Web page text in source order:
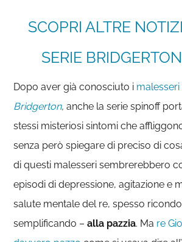
SCOPRI ALTRE
SERIE
Dopo aver già conosciuto i
Bridgerton,anche la serie spinoff
stessi misteriosi sintomi che
senza però spiegare di preciso di
di questi malesseri sembrerebbero
episodi di depressione, agitazione e
salute mentale del re, spesso
semplificando –alla pazzia. Ma re